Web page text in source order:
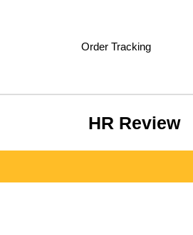
Order Tracking
HR Review